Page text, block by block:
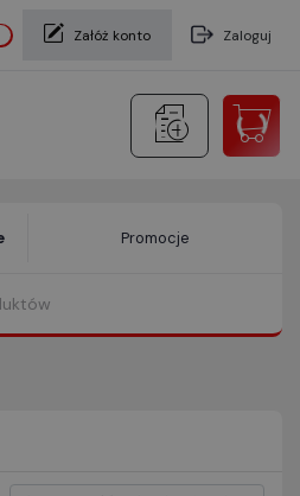
Załóż konto Zaloguj
Promocje